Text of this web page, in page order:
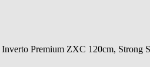
Premium ZXC 120cm, Strong